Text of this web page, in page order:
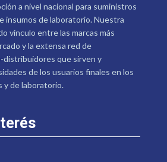
a nivel nacional para suministros
insumos de laboratorio. Nuestra
vínculo entre las marcas más
y la extensa red de
que sirven y
de los usuarios finales en los
y de laboratorio.